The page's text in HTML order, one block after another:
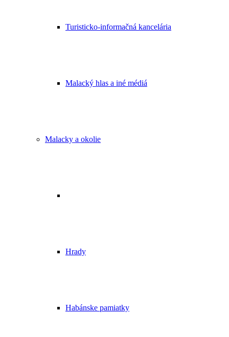
Turisticko-informačná kancelária
Malacký hlas a iné médiá
Malacky a okolie
Hrady
Habánske pamiatky